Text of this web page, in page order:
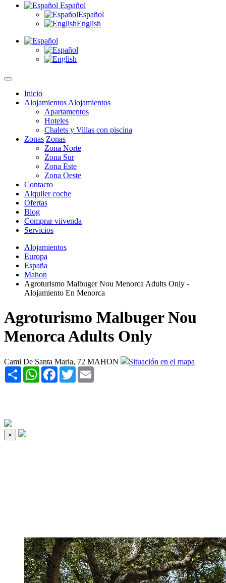
Español
Español
English
Inicio
Alojamientos Alojamientos
Apartamentos
Hoteles
Chalets y Villas con piscina
Zonas Zonas
Zona Norte
Zona Sur
Zona Este
Zona Oeste
Contacto
Alquiler coche
Ofertas
Blog
Comprar viivenda
Servicios
Alojamientos
Europa
España
Mahon
Agroturismo Malbuger Nou Menorca Adults Only -
Alojamiento En Menorca
Agroturismo Malbuger Nou
Menorca Adults Only
Cami De Santa Maria, 72 MAHON
Situación en el mapa
Share WhatsAppFacebook
Twitter
×